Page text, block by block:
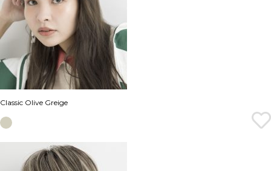
Classic Olive Greige